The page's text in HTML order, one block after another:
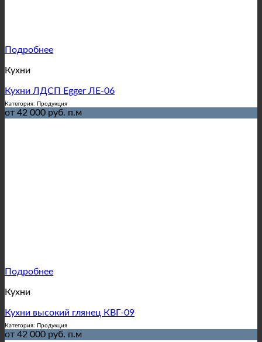
Подробнее
Кухни
Кухни ЛДСП Egger ЛЕ-06
Категория: Продукция
от 42 000 руб. п.м
Подробнее
Кухни
Кухни высокий глянец КВГ-09
Категория: Продукция
от 42 000 руб. п.м